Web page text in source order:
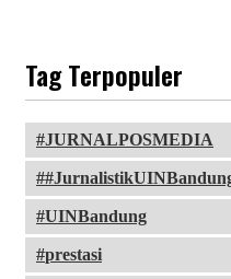
Tag Terpopuler
JURNALPOSMEDIA
UINBandung
prestasi